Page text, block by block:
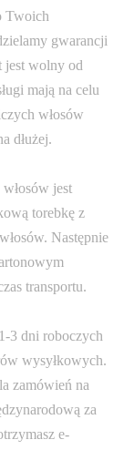
roboczych i
USPS,
dostępna za
Twoich
gwarancji
jest wolny od
mają na celu
włosów
dłużej.
jest
torebkę z
Następnie
transportu.
3 dni roboczych
wysyłkowych.
zamówień na
za
e-